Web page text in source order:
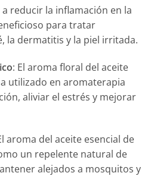
a reducir la inflamación en la
para tratar
la dermatitis y la piel irritada.
: El aroma floral del aceite
utilizado en aromaterapia
aliviar el estrés y mejorar
aroma del aceite esencial de
un repelente natural de
alejados a mosquitos y